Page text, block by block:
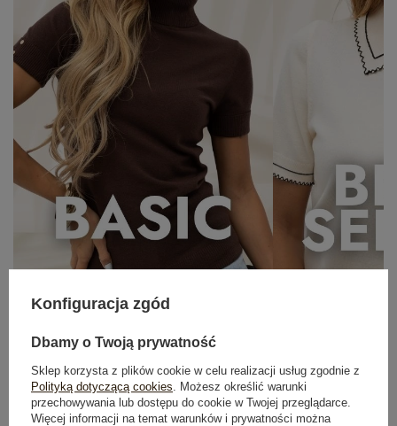
OUTFIT NA RANDKĘ
Konfiguracja zgód
Dbamy o Twoją prywatność
Sklep korzysta z plików cookie w celu realizacji usług zgodnie z
Polityką dotyczącą cookies . Możesz określić warunki
przechowywania lub dostępu do cookie w Twojej przeglądarce.
Więcej informacji na temat warunków i prywatności można